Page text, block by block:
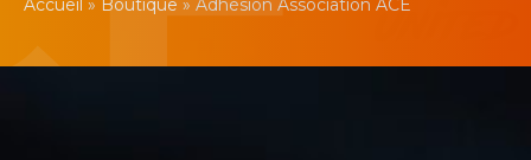
Accueil » Boutique » Adhésion Association ACE